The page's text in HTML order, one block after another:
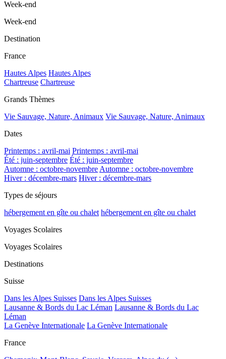
Week-end
Week-end
Destination
France
Hautes Alpes Hautes Alpes
Chartreuse Chartreuse
Grands Thèmes
Vie Sauvage, Nature, Animaux Vie Sauvage, Nature, Animaux
Dates
Printemps : avril-mai Printemps : avril-mai
Été : juin-septembre Été : juin-septembre
Automne : octobre-novembreAutomne : octobre-novembre
Hiver : décembre-mars Hiver : décembre-mars
Types de séjours
hébergement en gîte ou chalet hébergement en gîte ou chalet
Voyages Scolaires
Voyages Scolaires
Destinations
Suisse
Dans les Alpes Suisses Dans les Alpes Suisses
Lausanne & Bords du Lac Léman Lausanne & Bords du Lac
Léman
La Genève Internationale La Genève Internationale
France